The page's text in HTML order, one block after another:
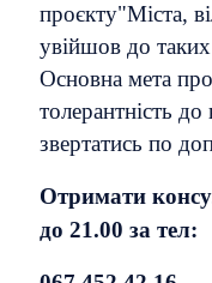
проєкту"Міста,
увійшов до таких
Основна мета
толерантність
звертатись по
Отримати
до 21.00 за тел: